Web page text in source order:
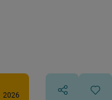
2026